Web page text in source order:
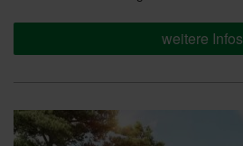
weitere Infos